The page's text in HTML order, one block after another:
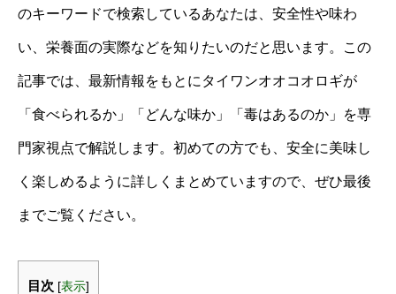
のキーワードで検索しているあなたは、安全性や味わ
い、栄養面の実際などを知りたいのだと思います。この
記事では、最新情報をもとにタイワンオオコオロギが
「食べられるか」「どんな味か」「毒はあるのか」を専
門家視点で解説します。初めての方でも、安全に美味し
く楽しめるように詳しくまとめていますので、ぜひ最後
までご覧ください。
目次 [表示]